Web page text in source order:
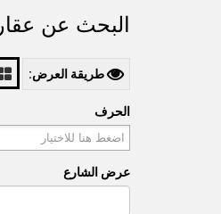
البحث عن عقار
طريقة العرض:
الحرف
عرض الشارع